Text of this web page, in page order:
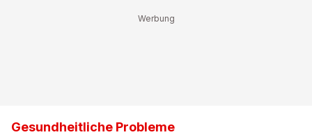
Gesundheitliche Probleme